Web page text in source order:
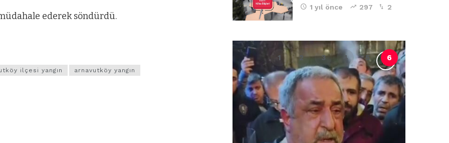
ederek söndürdü.
ilçesi yangın
arnavutköy yangın
1 yıl önce 297 2